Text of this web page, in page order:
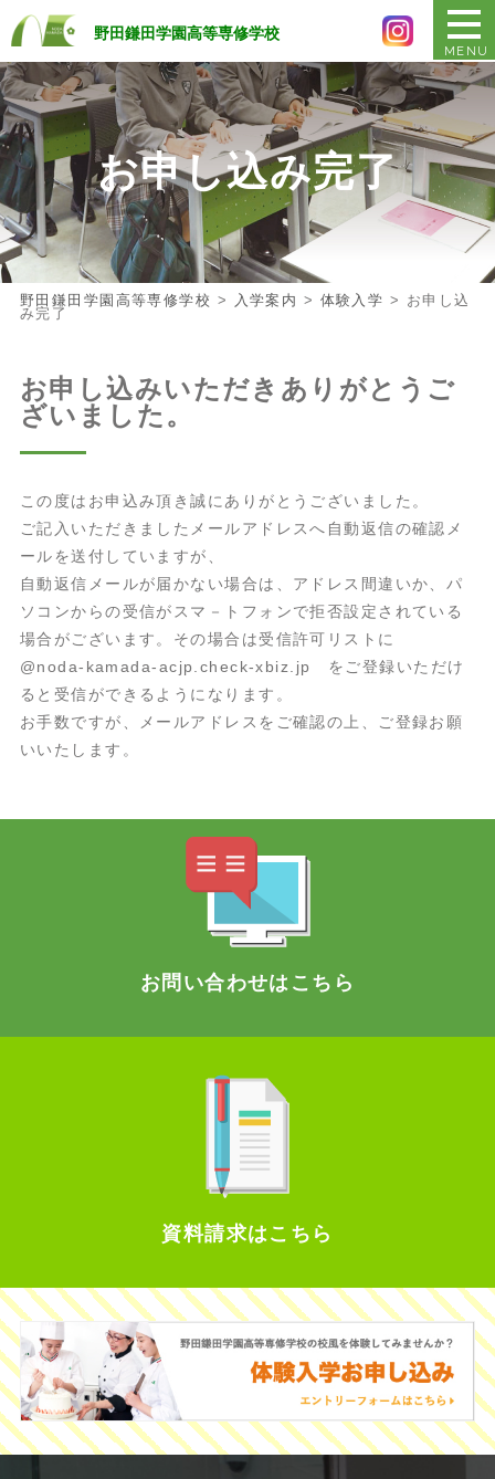
野田鎌田学園高等専修学校
MENU
お申し込み完了
野田鎌田学園高等専修学校 > 入学案内 > 体験入学 > お申し込
み完了
お申し込みいただきありがとうご
ざいました。
この度はお申込み頂き誠にありがとうございました。
ご記入いただきましたメールアドレスへ自動返信の確認メ
ールを送付していますが、
自動返信メールが届かない場合は、アドレス間違いか、パ
ソコンからの受信がスマ－トフォンで拒否設定されている
場合がございます。その場合は受信許可リストに
@noda-kamada-acjp.check-xbiz.jp をご登録いただけ
ると受信ができるようになります。
お手数ですが、メールアドレスをご確認の上、ご登録お願
いいたします。
お問い合わせはこちら
資料請求はこちら